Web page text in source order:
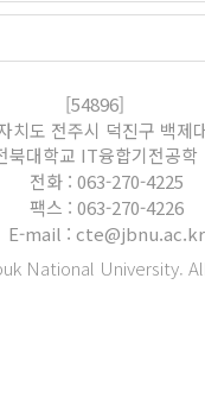
[54896]
치도 전주시 덕진구 백제
북대학교 IT융합기전공학
전화 : 063-270-4225
팩스 : 063-270-4226
E-mail : cte@jbnu.ac.kr
National University.